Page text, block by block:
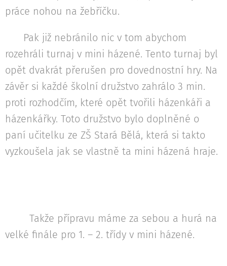
práce nohou na žebříčku.
Pak již nebránilo nic v tom abychom
rozehráli turnaj v mini házené. Tento turnaj byl
opět dvakrát přerušen pro dovednostní hry. Na
závěr si každé školní družstvo zahrálo 3 min.
proti rozhodčím, které opět tvořili házenkáři a
házenkářky. Toto družstvo bylo doplněné o
paní učitelku ze ZŠ Stará Bělá, která si takto
vyzkoušela jak se vlastně ta mini házená hraje.
Takže přípravu máme za sebou a hurá na
velké finále pro 1. – 2. třídy v mini házené.